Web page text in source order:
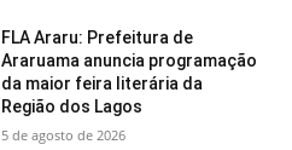
FLA Araru: Prefeitura de
Araruama anuncia programação
da maior feira literária da
Região dos Lagos
5 de agosto de 2026